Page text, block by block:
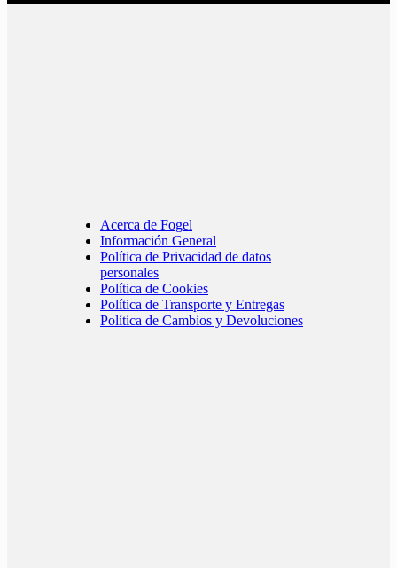
Acerca de Fogel
Información General
Política de Privacidad de datos
personales
Política de Cookies
Política de Transporte y Entregas
Política de Cambios y Devoluciones